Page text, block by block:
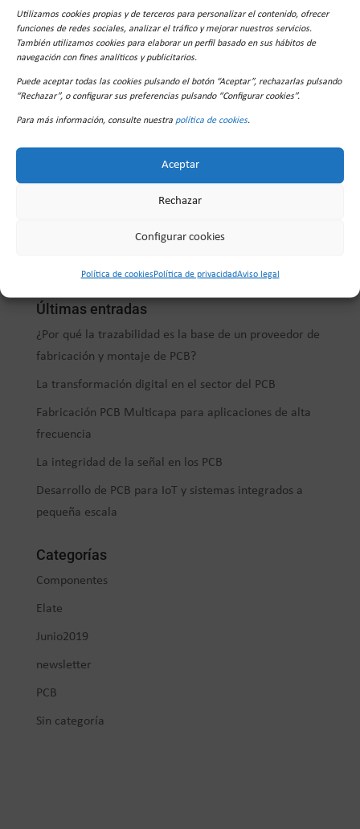
Utilizamos cookies propias y de terceros para personalizar el contenido, ofrecer
funciones de redes sociales, analizar el tráfico y mejorar nuestros servicios.
También utilizamos cookies para elaborar un perfil basado en sus hábitos de
navegación con fines analíticos y publicitarios.
Puede aceptar todas las cookies pulsando el botón “Aceptar”, rechazarlas pulsando
“Rechazar”, o configurar sus preferencias pulsando “Configurar cookies”.
Para más información, consulte nuestra política de cookies.
Aceptar
Rechazar
Configurar cookies
Política de cookiesPolítica de privacidadAviso legal
Últimas entradas
¿Por qué la trazabilidad es la base de un proveedor de
fabricación y montaje de PCB?
La transformación digital en el sector del PCB
Fabricación PCB Multicapa para aplicaciones de alta
frecuencia
La integridad de la señal en los PCB
Desarrollo de PCB para IoT y sistemas integrados a
pequeña escala
Categorías
Componentes
Elate
Junio2019
newsletter
PCB
Sin categoría